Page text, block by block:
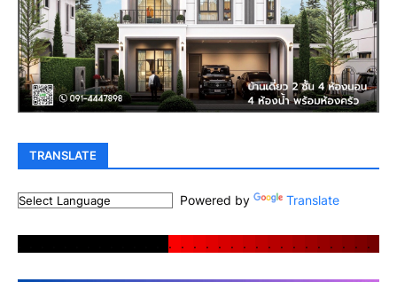
TRANSLATE
Powered by Translate
. . . . . . . . . . . . . . . . .